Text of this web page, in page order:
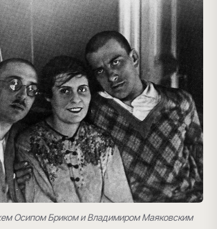
Осипом Бриком и Владимиром Маяковским